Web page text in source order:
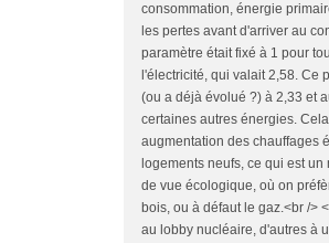
consommation, énergie
les pertes avant d'arriver au
paramètre était fixé à 1 pour
l'électricité, qui valait 2,58. Ce
(ou a déjà évolué ?) à 2,33 et
certaines autres énergies.
augmentation des chauffages
logements neufs, ce qui est
de vue écologique, où on
bois, ou à défaut le gaz.<br />
au lobby nucléaire, d'autres à